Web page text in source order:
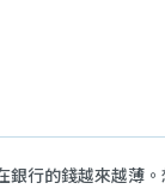
銀行的錢越來越薄